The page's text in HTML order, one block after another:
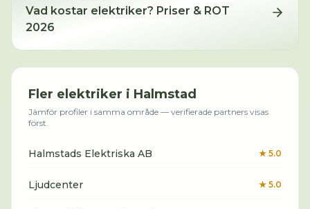
Vad kostar elektriker? Priser & ROT
2026
Fler elektriker i Halmstad
Jämför profiler i samma område — verifierade partners visas
först.
Halmstads Elektriska AB ★ 5.0
Ljudcenter ★ 5.0